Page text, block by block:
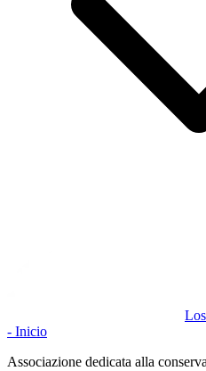
- Inicio
Associazione dedicata alla